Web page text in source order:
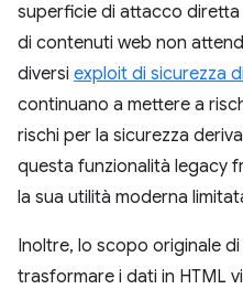
superficie di attacco
di contenuti web non
diversi exploit di sicurezza
continuano a mettere a
rischi per la sicurezza
questa funzionalità legacy
la sua utilità moderna
Inoltre, lo scopo originale
trasformare i dati in HTML